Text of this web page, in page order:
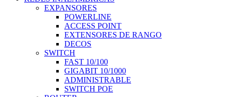
EXPANSORES
POWERLINE
ACCESS POINT
EXTENSORES DE RANGO
DECOS
SWITCH
FAST 10/100
GIGABIT 10/1000
ADMINISTRABLE
SWITCH POE